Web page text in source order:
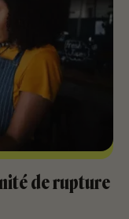
de rupture